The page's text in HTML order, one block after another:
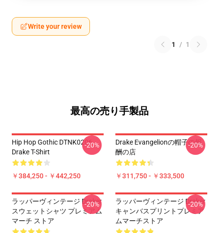
Write your review
1 / 1
最高の売り手製品
Hip Hop Gothic DTNK0206
Drake T-Shirt
￥384,250 - ￥442,250
-20%
Drake Evangelionの帽子の報
酬の店
￥311,750 - ￥333,500
-20%
ラッパーヴィンテージ Draker
スウェットシャツ プレミアム
マーチ ストア
-20%
ラッパーヴィンテージ Draker
キャンバスプリントプレミア
ムマーチストア
-20%